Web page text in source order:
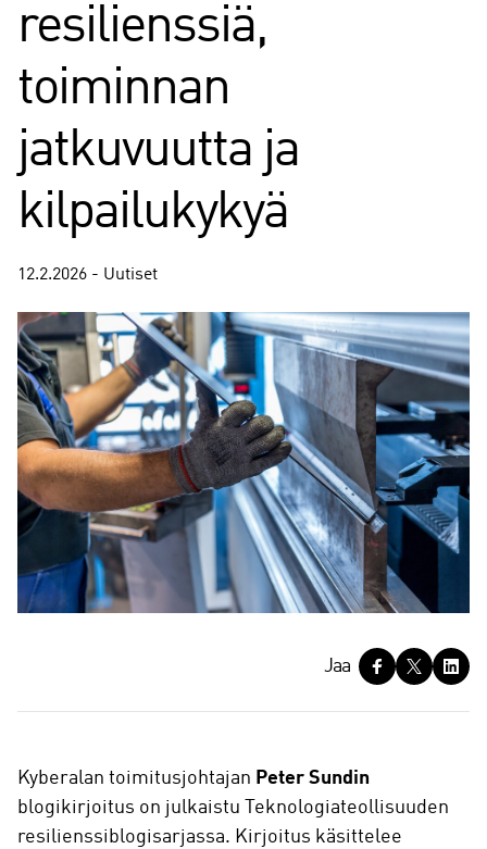
resilienssiä,
toiminnan
jatkuvuutta ja
kilpailukykyä
12.2.2026 - Uutiset
a
Jaa
Kyberalan toimitusjohtajan Peter Sundin
blogikirjoitus on julkaistu Teknologiateollisuuden
resilienssiblogisarjassa. Kirjoitus käsittelee